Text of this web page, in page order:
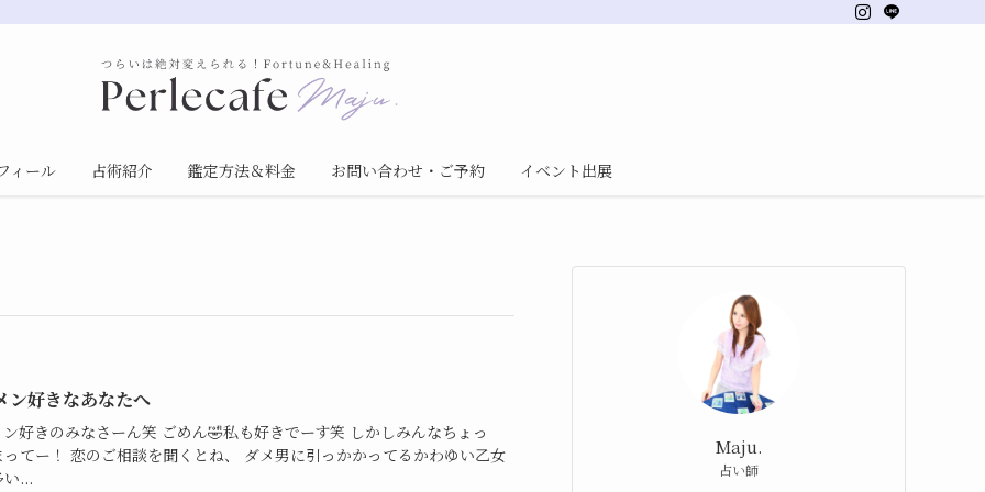
ィール 占術紹介 鑑定方法＆料金 お問い合わせ・ご予約 イベント出展
ン好きなあなたへ
好きのみなさーん笑 ごめん🤣私も好きでーす笑 しかしみんなちょっ
てー！ 恋のご相談を聞くとね、 ダメ男に引っかかってるかわゆい乙女
...
Maju.
占い師